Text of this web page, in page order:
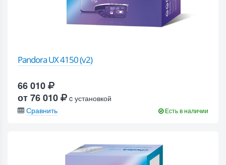
Pandora UX 4150 (v2)
66 010
от 76 010
c установкой
Сравнить
Есть в наличии